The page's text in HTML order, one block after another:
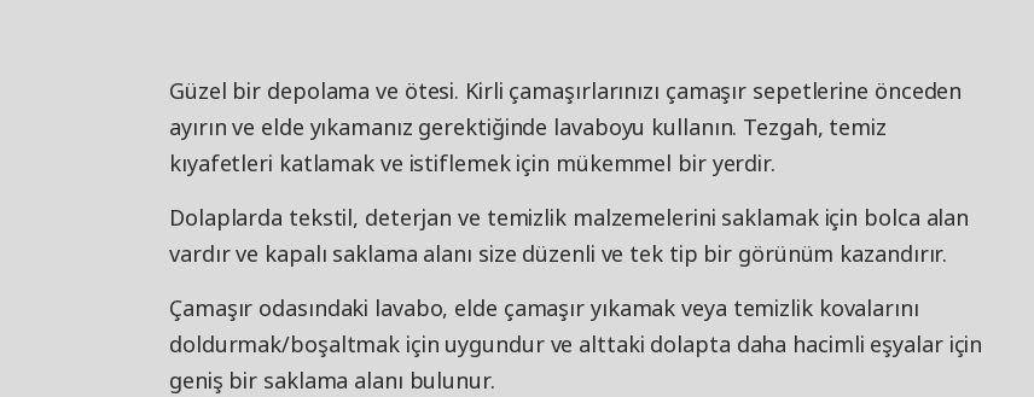
Güzel bir depolama ve ötesi. Kirli çamaşırlarınızı çamaşır sepetlerine önceden
ayırın ve elde yıkamanız gerektiğinde lavaboyu kullanın. Tezgah, temiz
kıyafetleri katlamak ve istiflemek için mükemmel bir yerdir.
Dolaplarda tekstil, deterjan ve temizlik malzemelerini saklamak için bolca alan
vardır ve kapalı saklama alanı size düzenli ve tek tip bir görünüm kazandırır.
Çamaşır odasındaki lavabo, elde çamaşır yıkamak veya temizlik kovalarını
doldurmak/boşaltmak için uygundur ve alttaki dolapta daha hacimli eşyalar için
geniş bir saklama alanı bulunur.